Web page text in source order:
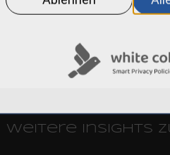
Weitere Insights